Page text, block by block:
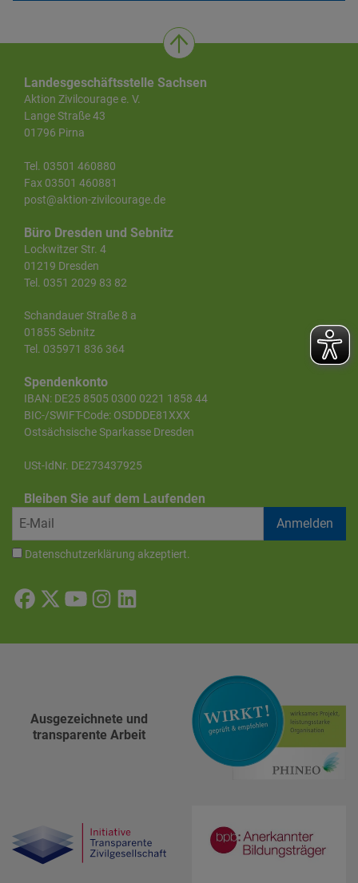
Landesgeschäftsstelle Sachsen
Aktion Zivilcourage e. V.
Lange Straße 43
01796 Pirna
Tel. 03501 460880
Fax 03501 460881
post@aktion-zivilcourage.de
Büro Dresden und Sebnitz
Lockwitzer Str. 4
01219 Dresden
Tel. 0351 2029 83 82
Schandauer Straße 8 a
01855 Sebnitz
Tel. 035971 836 364
Spendenkonto
IBAN: DE25 8505 0300 0221 1858 44
BIC-/SWIFT-Code: OSDDDE81XXX
Ostsächsische Sparkasse Dresden
USt-IdNr. DE273437925
Bleiben Sie auf dem Laufenden
Datenschutzerklärung akzeptiert.
Ausgezeichnete und
transparente Arbeit